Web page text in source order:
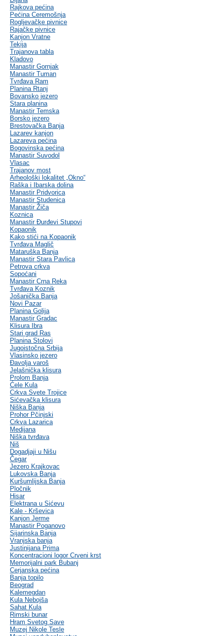
Rajkova pećina
Pećina Ceremošnja
Rogljevačke pivnice
Rajačke pivnice
Kanjon Vratne
Tekija
Trajanova tabla
Kladovo
Manastir Gornjak
Manastir Tuman
Tvrđava Ram
Planina Rtanj
Bovansko jezero
Stara planina
Manastir Temska
Borsko jezero
Brestovačka Banja
Lazarev kanjon
Lazareva pećina
Bogovinska pećina
Manastir Suvodol
Vlasac
Trajanov most
Arheološki lokalitet „Okno“
Raška i Ibarska dolina
Manastir Pridvorica
Manastir Studenica
Manastir Žiča
Koznica
Manastir Đurđevi Stupovi
Kopaonik
Kako stići na Kopaonik
Tvrđava Maglič
Mataruška Banja
Manastir Stara Pavlica
Petrova crkva
Sopoćani
Manastir Crna Reka
Tvrđava Koznik
Jošanička Banja
Novi Pazar
Planina Golija
Manastir Gradac
Klisura Ibra
Stari grad Ras
Planina Stolovi
Jugoistočna Srbija
Vlasinsko jezero
Đavolja varoš
Jelašnička klisura
Prolom Banja
Ćele Kula
Crkva Svete Trojice
Sićevačka klisura
Niška Banja
Prohor Pčinjski
Crkva Lazarica
Medijana
Niška tvrđava
Niš
Dogadjaji u Nišu
Čegar
Jezero Krajkovac
Lukovska Banja
Kuršumlijska Banja
Pločnik
Hisar
Elektrana u Sićevu
Kale - Krševica
Kanjon Jerme
Manastir Poganovo
Sijarinska Banja
Vranjska banja
Justinijana Prima
Koncentracioni logor Crveni krst
Memorijalni park Bubanj
Cerjanska pećina
Banja topilo
Beograd
Kalemegdan
Kula Nebojša
Sahat Kula
Rimski bunar
Hram Svetog Save
Muzej Nikole Tesle